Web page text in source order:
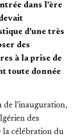
dans l'ère
d'une très
des
à la prise de
toute donnée
de l'inauguration,
des
la célébration du